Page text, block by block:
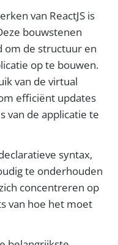
van ReactJS is
bouwstenen
om de structuur en
op te bouwen.
van de virtual
efficiënt updates
van de applicatie te
syntax,
te onderhouden
concentreren op
van hoe het moet